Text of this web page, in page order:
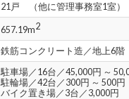
21戸 （他に管理事務室1室）
657.19m2
鉄筋コンクリート造／地上6
駐車場／16台／45,000円 ～
駐輪場／42台／300円 ～ 500円
バイク置き場／3台／3,000円